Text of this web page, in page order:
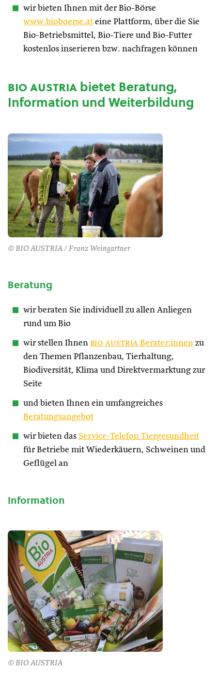
wir bieten Ihnen mit der Bio-Börse
www.bioboerse.at eine Plattform, über die Sie
Bio-Betriebsmittel, Bio-Tiere und Bio-Futter
kostenlos inserieren bzw. nachfragen können
bio austriabietet Beratung,
Information und Weiterbildung
© BIO AUSTRIA / Franz Weingartner
Beratung
wir beraten Sie individuell zu allen Anliegen
rund um Bio
wir stellen Ihnen bio austria Berater:innen zu
den Themen Pflanzenbau, Tierhaltung,
Biodiversität, Klima und Direktvermarktung zur
Seite
und bieten Ihnen ein umfangreiches
Beratungsangebot
wir bieten das Service-Telefon Tiergesundheit
für Betriebe mit Wiederkäuern, Schweinen und
Geflügel an
Information
© BIO AUSTRIA